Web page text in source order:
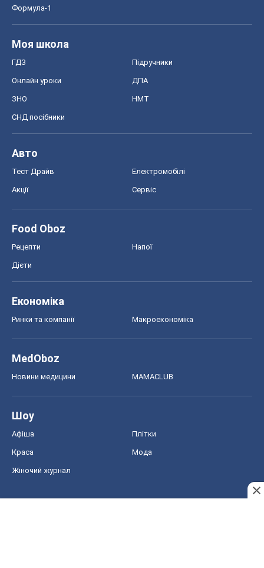
Формула-1
Моя школа
ГДЗ Підручники
Онлайн уроки ДПА
ЗНО НМТ
СНД посібники
Авто
Тест Драйв Електромобілі
Акції Сервіс
Food Oboz
Рецепти Напої
Дієти
Економіка
Ринки та компанії Макроекономіка
MedOboz
Новини медицини MAMACLUB
Шоу
Афіша Плітки
Краса Мода
Жіночий журнал